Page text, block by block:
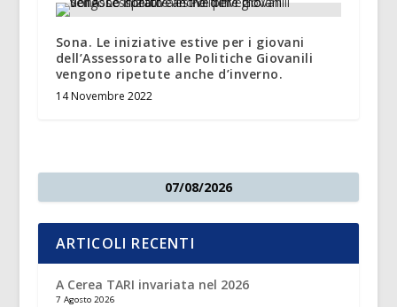
Sona. Le iniziative estive per i giovani
dell’Assessorato alle Politiche Giovanili
vengono ripetute anche d’inverno.
14 Novembre 2022
07/08/2026
ARTICOLI RECENTI
A Cerea TARI invariata nel 2026
7 Agosto 2026